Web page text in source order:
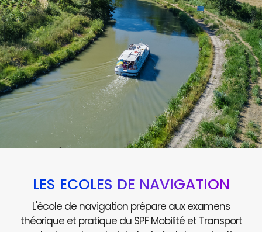
LES ÉCOLES DE NAVIGATION
L'école de navigation prépare aux examens
théorique et pratique du SPF Mobilité et Transport